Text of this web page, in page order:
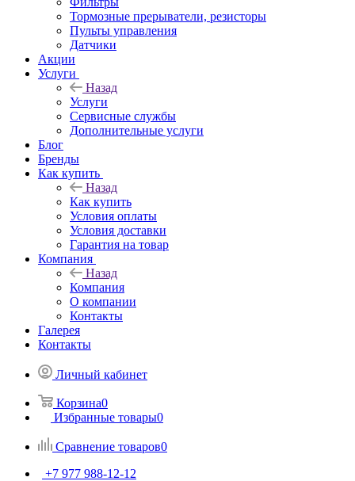
Тормозные прерыватели, резисторы
Пульты управления
Датчики
Акции
Услуги
Назад
Услуги
Сервисные службы
Дополнительные услуги
Блог
Бренды
Как купить
Назад
Как купить
Условия оплаты
Условия доставки
Гарантия на товар
Компания
Назад
Компания
О компании
Контакты
Галерея
Контакты
Личный кабинет
Корзина0
Избранные товары0
Сравнение товаров0
+7 977 988-12-12